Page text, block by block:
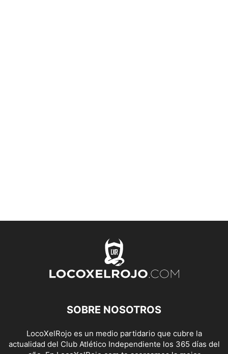
SOBRE NOSOTROS
LocoXelRojo es un medio partidario que cubre la
actualidad del Club Atlético Independiente los 365 días del